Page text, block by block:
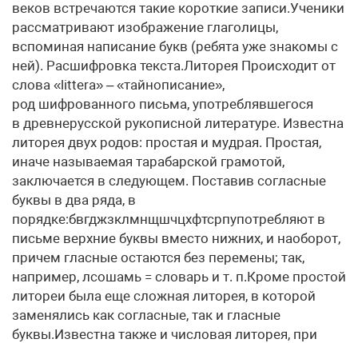
веков встречаются такие короткие записи.Ученики
рассматривают изображение глаголицы,
вспоминая написание букв (ребята уже знакомы с
ней). Расшифровка текста.Литорея Происходит от
слова «littera» – «тайнописание»,
род шифрованного письма, употреблявшегося
в древнерусской рукописной литературе. Известна
литорея двух родов: простая и мудрая. Простая,
иначе называемая тарабарской грамотой,
заключается в следующем. Поставив согласные
буквы в два ряда, в
порядке:бвгджзклмнщшчцхфтсрпупотребляют в
письме верхние буквы вместо нижних, и наоборот,
причем гласные остаются без перемены; так,
например, лсошамь = словарь и т. п.Кроме простой
литореи была еще сложная литорея, в которой
заменялись как согласные, так и гласные
буквы.Известна также и числовая литорея, при